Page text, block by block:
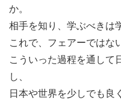
か。
相手を知り、学ぶべきは
これで、フェアーではな
こういった過程を通して
し、
日本や世界を少しでも良